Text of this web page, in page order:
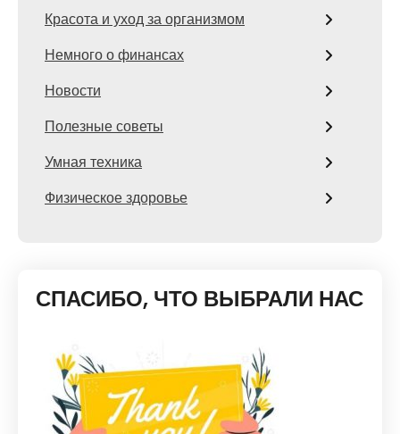
Красота и уход за организмом
Немного о финансах
Новости
Полезные советы
Умная техника
Физическое здоровье
СПАСИБО, ЧТО ВЫБРАЛИ НАС